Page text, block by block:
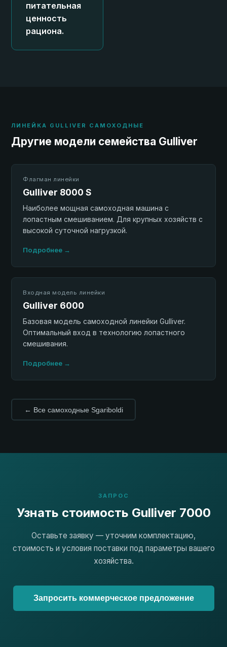
питательная
ценность
рациона.
ЛИНЕЙКА GULLIVER САМОХОДНЫЕ
Другие модели семейства Gulliver
Флагман линейки
Gulliver 8000 S
Наиболее мощная самоходная машина с
лопастным смешиванием. Для крупных хозяйств с
высокой суточной нагрузкой.
Подробнее →
Входная модель линейки
Gulliver 6000
Базовая модель самоходной линейки Gulliver.
Оптимальный вход в технологию лопастного
смешивания.
Подробнее →
← Все самоходные Sgariboldi
ЗАПРОС
Узнать стоимость Gulliver 7000
Оставьте заявку — уточним комплектацию,
стоимость и условия поставки под параметры вашего
хозяйства.
Запросить коммерческое предложение